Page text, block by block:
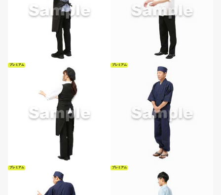
プレミアム プレミアム
プレミアム プレミアム